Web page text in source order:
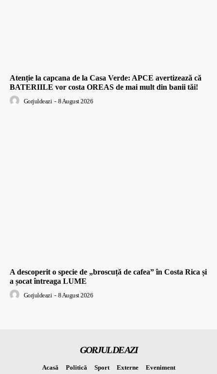
Atenție la capcana de la Casa Verde: APCE avertizează că
BATERIILE vor costa OREAS de mai mult din banii tăi!
Gorjuldeazi - 8 August 2026
A descoperit o specie de „broscuță de cafea” în Costa Rica și
a șocat întreaga LUME
Gorjuldeazi - 8 August 2026
GORJUL DE AZI
Acasă Politică Sport Externe Eveniment